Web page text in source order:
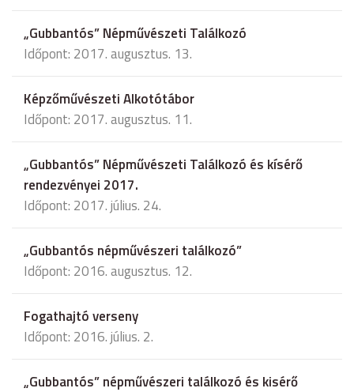
„Gubbantós” Népművészeti Találkozó
Időpont: 2017. augusztus. 13.
Képzőművészeti Alkotótábor
Időpont: 2017. augusztus. 11.
„Gubbantós” Népművészeti Találkozó és kísérő
rendezvényei 2017.
Időpont: 2017. július. 24.
„Gubbantós népművészeri találkozó”
Időpont: 2016. augusztus. 12.
Fogathajtó verseny
Időpont: 2016. július. 2.
„Gubbantós” népművészeri találkozó és kisérő